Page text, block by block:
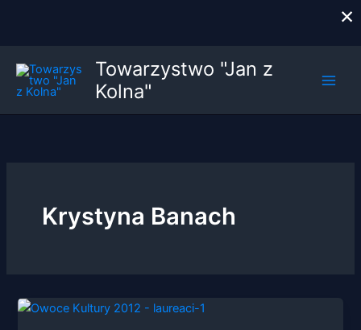
treści
Towarzystwo "Jan z
Kolna"
Krystyna Banach
×